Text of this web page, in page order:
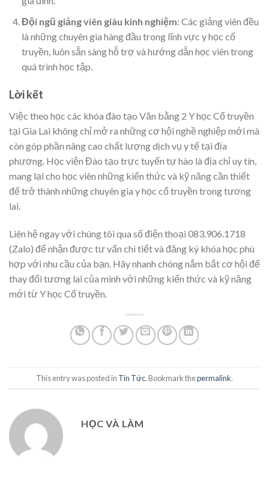
Đội ngũ giảng viên giàu kinh nghiệm: Các giảng viên đều
là những chuyên gia hàng đầu trong lĩnh vực y học cổ
truyền, luôn sẵn sàng hỗ trợ và hướng dẫn học viên trong
quá trình học tập.
Lời kết
Việc theo học các khóa đào tạo Văn bằng 2 Y học Cổ truyền
tại Gia Lai không chỉ mở ra những cơ hội nghề nghiệp mới mà
còn góp phần nâng cao chất lượng dịch vụ y tế tại địa
phương. Học viện Đào tạo trực tuyến tự hào là địa chỉ uy tín,
mang lại cho học viên những kiến thức và kỹ năng cần thiết
để trở thành những chuyên gia y học cổ truyền trong tương
lai.
Liên hệ ngay với chúng tôi qua số điện thoại 083.906.1718
(Zalo) để nhận được tư vấn chi tiết và đăng ký khóa học phù
hợp với nhu cầu của bạn. Hãy nhanh chóng nắm bắt cơ hội để
thay đổi tương lai của mình với những kiến thức và kỹ năng
mới từ Y học Cổ truyền.
This entry was posted in Tin Tức. Bookmark thepermalink.
HỌC VÀ LÀM